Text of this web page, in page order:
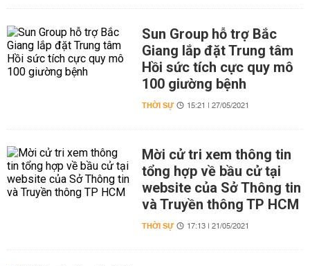
Sun Group hỗ trợ Bắc
Giang lắp đặt Trung tâm
Hồi sức tích cực quy mô
100 giường bệnh
THỜI SỰ 15:21 | 27/05/2021
Mời cử tri xem thông tin
tổng hợp về bầu cử tại
website của Sở Thông tin
và Truyền thông TP HCM
THỜI SỰ 17:13 | 21/05/2021